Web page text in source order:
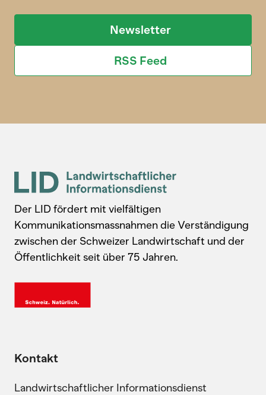
Newsletter
RSS Feed
Der LID fördert mit vielfältigen
Kommunikationsmassnahmen die Verständigung
zwischen der Schweizer Landwirtschaft und der
Öffentlichkeit seit über 75 Jahren.
Kontakt
Landwirtschaftlicher Informationsdienst